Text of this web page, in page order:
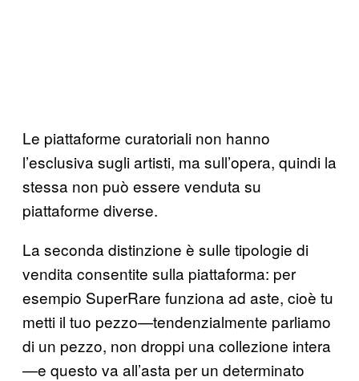
Le piattaforme curatoriali non hanno
l’esclusiva sugli artisti, ma sull’opera, quindi la
stessa non può essere venduta su
piattaforme diverse.
La seconda distinzione è sulle tipologie di
vendita consentite sulla piattaforma: per
esempio SuperRare funziona ad aste, cioè tu
metti il tuo pezzo—tendenzialmente parliamo
di un pezzo, non droppi una collezione intera
—e questo va all’asta per un determinato